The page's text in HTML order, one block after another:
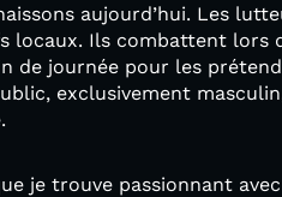
aujourd’hui. Les
locaux. Ils combattent lors
de journée pour les
exclusivement
je trouve passionnant